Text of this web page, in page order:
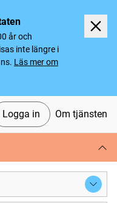
år och
inte längre i
Läs mer om
Logga in Om tjänsten